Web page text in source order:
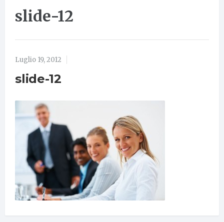
slide-12
Luglio 19, 2012
slide-12